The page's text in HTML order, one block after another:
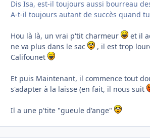
Dis Isa, est-il toujours aussi bourreau
A-t-il toujours autant de succès quand
Hou là là, un vrai p'tit charmeur
et il
ne va plus dans le sac
, il est trop
Califounet
Et puis Maintenant, il commence tout
s'adapter à la laisse (en fait, il nous suit
Il a une p'tite "gueule d'ange"